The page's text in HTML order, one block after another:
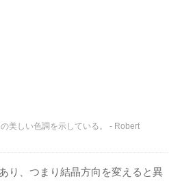
美しい色調を示している。 - Robert
り、つまり結晶方向を変えると異